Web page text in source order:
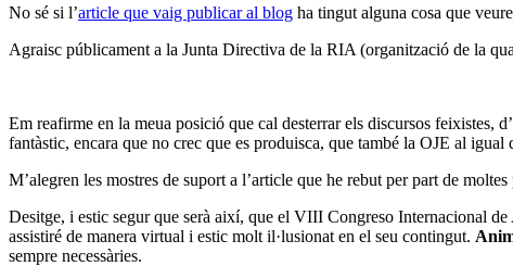
No sé si l’article que vaig publicar al blog ha tingut alguna cosa que
Agraisc públicament a la Junta Directiva de la RIA (organització de la
Em reafirme en la meua posició que cal desterrar els discursos feixistes,
fantàstic, encara que no crec que es produisca, que també la OJE al
M’alegren les mostres de suport a l’article que he rebut per part de
Desitge, i estic segur que serà així, que el VIII Congreso Internacional
assistiré de manera virtual i estic molt il·lusionat en el seu contingut.
sempre necessàries.